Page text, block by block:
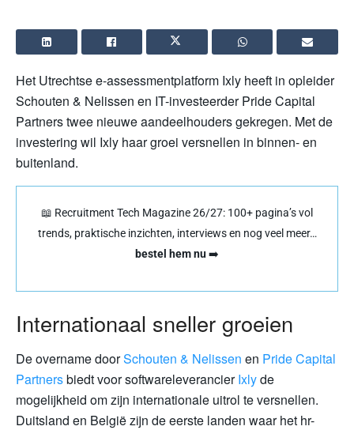
Het Utrechtse e-assessmentplatform Ixly heeft in opleider
Schouten & Nelissen en IT-investeerder Pride Capital
Partners twee nieuwe aandeelhouders gekregen. Met de
investering wil Ixly haar groei versnellen in binnen- en
buitenland.
📖 Recruitment Tech Magazine 26/27: 100+ pagina’s vol
trends, praktische inzichten, interviews en nog veel meer…
bestel hem nu➡️
Internationaal sneller groeien
De overname doorSchouten & Nelissen en Pride Capital
Partnersbiedt voor softwareleverancierIxlyde
mogelijkheid om zijn internationale uitrol te versnellen.
Duitsland en België zijn de eerste landen waar het hr-